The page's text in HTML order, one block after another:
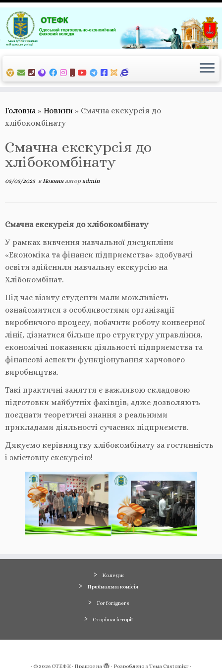
Перейти
до
вмісту
Головна » Новини » Смачна екскурсія до
хлібокомбінату
Смачна екскурсія до
хлібокомбінату
05/05/2025в Новиниавторadmin
Смачна екскурсія до хлібокомбінату
У рамках вивчення навчальної дисципліни
«Економіка та фінанси підприємства» здобувачі
освіти здійснили навчальну екскурсію на
Хлібокомбінат.
Під час візиту студенти мали можливість
ознайомитися з особливостями організації
виробничого процесу, побачити роботу конвеєрної
лінії, дізнатися більше про структуру управління,
економічні показники діяльності підприємства та
фінансові аспекти функціонування харчового
виробництва.
Такі практичні заняття є важливою складовою
підготовки майбутніх фахівців, адже дозволяють
поєднати теоретичні знання з реальними
прикладами діяльності сучасних підприємств.
Дякуємо керівництву хлібокомбінату за гостинність
і змістовну екскурсію!
Коледж
Приймальна комісія
For forigners
Сторінки історії
· © 2026 ОТЕФК· Працює на · Розроблено з Тема Customizr·